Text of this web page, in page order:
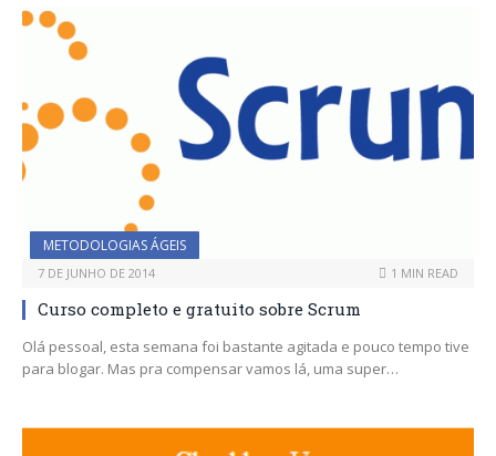
METODOLOGIAS ÁGEIS
7 DE JUNHO DE 2014 1 MIN READ
Curso completo e gratuito sobre Scrum
Olá pessoal, esta semana foi bastante agitada e pouco tempo tive
para blogar. Mas pra compensar vamos lá, uma super…